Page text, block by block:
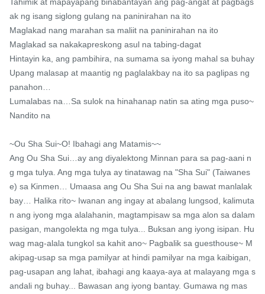
ak ng isang siglong gulang na paninirahan na ito
Maglakad nang marahan sa maliit na paninirahan na ito
Maglakad sa nakakapreskong asul na tabing-dagat
Hintayin ka, ang pambihira, na sumama sa iyong mahal sa buhay
Upang malasap at maantig ng paglalakbay na ito sa paglipas ng
panahon…
Lumalabas na…Sa sulok na hinahanap natin sa ating mga puso~
Nandito na
~Ou Sha Sui~O! Ibahagi ang Matamis~~
Ang Ou Sha Sui…ay ang diyalektong Minnan para sa pag-aani n
g mga tulya. Ang mga tulya ay tinatawag na "Sha Sui" (Taiwanes
e) sa Kinmen… Umaasa ang Ou Sha Sui na ang bawat manlalak
bay… Halika rito~ Iwanan ang ingay at abalang lungsod, kalimuta
n ang iyong mga alalahanin, magtampisaw sa mga alon sa dalam
pasigan, mangolekta ng mga tulya... Buksan ang iyong isipan. Hu
wag mag-alala tungkol sa kahit ano~ Pagbalik sa guesthouse~ M
akipag-usap sa mga pamilyar at hindi pamilyar na mga kaibigan,
pag-usapan ang lahat, ibahagi ang kaaya-aya at malayang mga s
andali ng buhay... Bawasan ang iyong bantay. Gumawa ng mas